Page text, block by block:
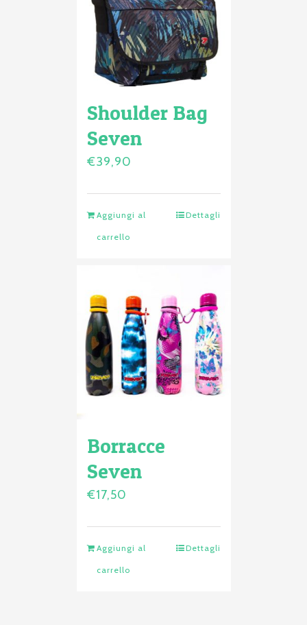
Shoulder Bag
Seven
€39,90
Aggiungi al
carrello
Dettagli
Borracce
Seven
€17,50
Aggiungi al
carrello
Dettagli